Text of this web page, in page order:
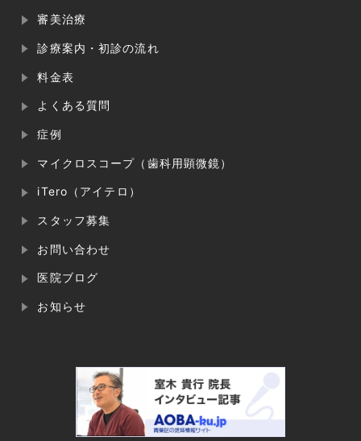
審美治療
診療案内・初診の流れ
料金表
よくある質問
症例
マイクロスコープ（歯科用顕微鏡）
iTero（アイテロ）
スタッフ募集
お問い合わせ
医院ブログ
お知らせ